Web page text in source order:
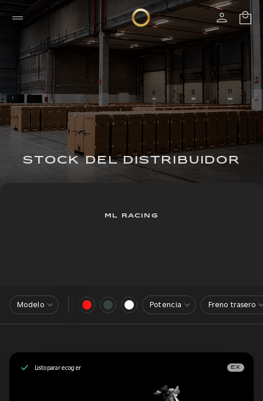
STOCK DEL DISTRIBUIDOR
ML RACING
Modelo Potencia Freno trasero
Listo para recoger EX